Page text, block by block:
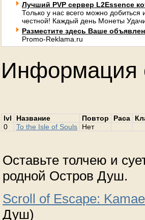
Лучший PVP сервер L2Essence
Только у нас всего можно
честной! Каждый день Монеты
Разместите здесь Ваше
Promo-Reklama.ru
Информация
lvl Название Повтор Раса
0
To the Isle of Souls Нет
Оставьте толчею и
родной Остров Душ.
Scroll of Escape:
Душ)